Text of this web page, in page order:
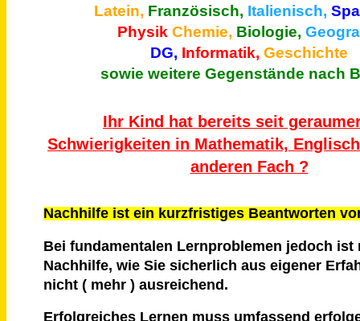
Latein, Französisch, Italienisch,
Physik Chemie, Biologie,
DG, Informatik, Geschichte
sowie weitere Gegenstände nach
Ihr Kind hat bereits seit
Schwierigkeiten in Mathematik,
anderen Fach ?
Nachhilfe ist ein kurzfristiges Beantworten
Bei fundamentalen Lernproblemen jedoch ist
Nachhilfe, wie Sie sicherlich aus eigener
nicht ( mehr ) ausreichend.
Erfolgreiches Lernen muss umfassend